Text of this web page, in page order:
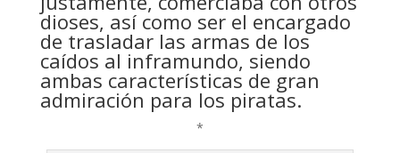
dioses, así como ser el encargado
de trasladar las armas de los
caídos al inframundo, siendo
ambas características de gran
admiración para los piratas.
*